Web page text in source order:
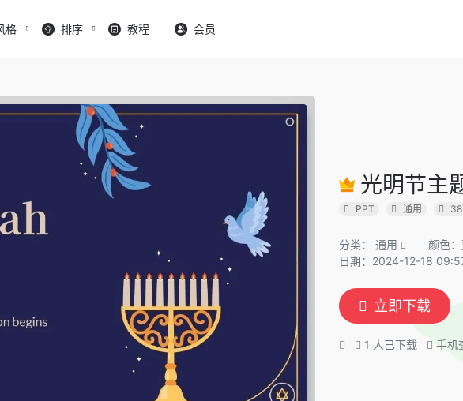
格 排序 教程 会员
光明节主
PPT 通用
分类： 通用 颜色
日期：2024-12-18
立即下载
1 人已下载 手机